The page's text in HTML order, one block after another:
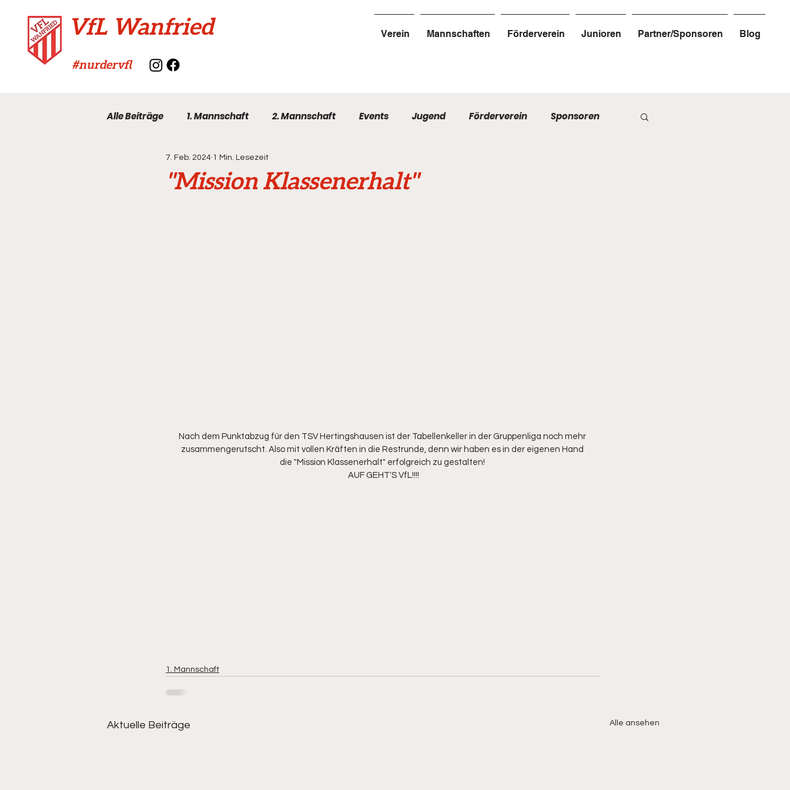
VfL Wanfried
#nurdervfl
Verein Mannschaften Förderverein Junioren Partner/Sponsoren Blog
Alle Beiträge 1. Mannschaft 2. Mannschaft Events Jugend Förderverein Sponsoren
VfL-Archiv
"Mission Klassenerhalt"
7. Feb. 2024 1 Min. Lesezeit
Nach dem Punktabzug für den TSV Hertingshausen ist der Tabellenkeller in der Gruppenliga noch mehr
zusammengerutscht. Also mit vollen Kräften in die Restrunde, denn wir haben es in der eigenen Hand
die "Mission Klassenerhalt" erfolgreich zu gestalten!
AUF GEHT'S VfL!!!!
1. Mannschaft
Aktuelle Beiträge Alle ansehen